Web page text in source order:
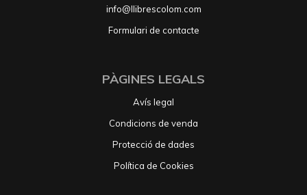
info@llibrescolom.com
Formulari de contacte
PÀGINES LEGALS
Avís legal
Condicions de venda
Protecció de dades
Política de Cookies